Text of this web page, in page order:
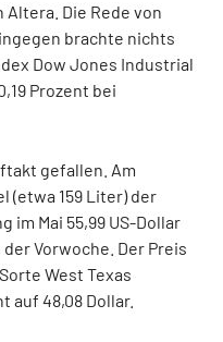
Die Rede von
brachte nichts
Dow Jones Industrial
Prozent bei
gefallen. Am
(etwa 159 Liter) der
Mai 55,99 US-Dollar
Vorwoche. Der Preis
West Texas
auf 48,08 Dollar.